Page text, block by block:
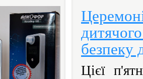
безпеку
Цієї